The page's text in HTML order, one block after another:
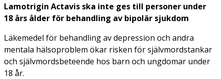
Lamotrigin Actavis ska inte ges till personer under
18 års ålder för behandling av bipolär sjukdom
Läkemedel för behandling av depression och andra
mentala hälsoproblem ökar risken för självmordstankar
och självmordsbeteende hos barn och ungdomar under
18 år.